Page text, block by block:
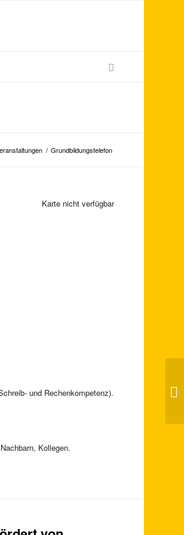
/ Grundbildungstelefon
Karte nicht verfügbar
und Rechenkompetenz).
Kollegen.